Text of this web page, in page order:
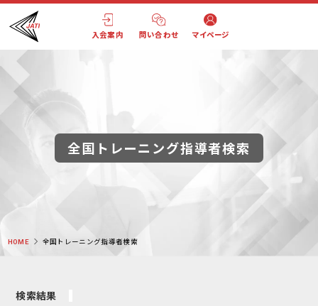
入会案内 問い合わせ マイページ
全国トレーニング指導者検索
HOME 全国トレーニング指導者検索
検索結果